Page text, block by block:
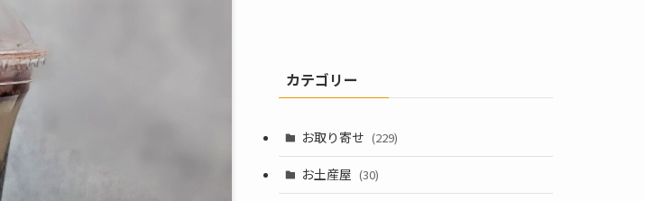
カテゴリー
お取り寄せ (229)
お土産屋 (30)